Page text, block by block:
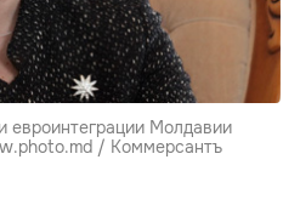
евроинтеграции Молдавии
/ Коммерсантъ